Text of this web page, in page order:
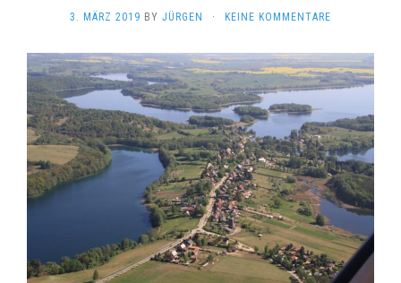
3. MÄRZ 2019 BY JÜRGEN · KEINE KOMMENTARE